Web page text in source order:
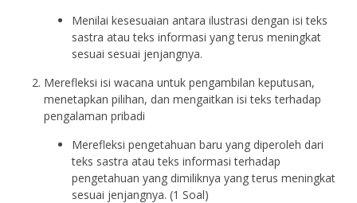
Menilai kesesuaian antara ilustrasi dengan isi teks
sastra atau teks informasi yang terus meningkat
sesuai sesuai jenjangnya.
Merefleksi isi wacana untuk pengambilan keputusan,
menetapkan pilihan, dan mengaitkan isi teks terhadap
pengalaman pribadi
Merefleksi pengetahuan baru yang diperoleh dari
teks sastra atau teks informasi terhadap
pengetahuan yang dimiliknya yang terus meningkat
sesuai jenjangnya. (1 Soal)